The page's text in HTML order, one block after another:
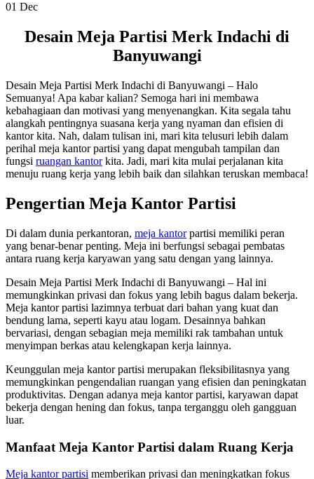
01 Dec
Desain Meja Partisi Merk Indachi di
Banyuwangi
Desain Meja Partisi Merk Indachi di Banyuwangi – Halo
Semuanya! Apa kabar kalian? Semoga hari ini membawa
kebahagiaan dan motivasi yang menyenangkan. Kita segala tahu
alangkah pentingnya suasana kerja yang nyaman dan efisien di
kantor kita. Nah, dalam tulisan ini, mari kita telusuri lebih dalam
perihal meja kantor partisi yang dapat mengubah tampilan dan
fungsi ruangan kantorkita. Jadi, mari kita mulai perjalanan kita
menuju ruang kerja yang lebih baik dan silahkan teruskan membaca!
Pengertian Meja Kantor Partisi
Di dalam dunia perkantoran, meja kantorpartisi memiliki peran
yang benar-benar penting. Meja ini berfungsi sebagai pembatas
antara ruang kerja karyawan yang satu dengan yang lainnya.
Desain Meja Partisi Merk Indachi di Banyuwangi – Hal ini
memungkinkan privasi dan fokus yang lebih bagus dalam bekerja.
Meja kantor partisi lazimnya terbuat dari bahan yang kuat dan
bendung lama, seperti kayu atau logam. Desainnya bahkan
bervariasi, dengan sebagian meja memiliki rak tambahan untuk
menyimpan berkas atau kelengkapan kerja lainnya.
Keunggulan meja kantor partisi merupakan fleksibilitasnya yang
memungkinkan pengendalian ruangan yang efisien dan peningkatan
produktivitas. Dengan adanya meja kantor partisi, karyawan dapat
bekerja dengan hening dan fokus, tanpa terganggu oleh gangguan
luar.
Manfaat Meja Kantor Partisi dalam Ruang Kerja
Meja kantor partisi memberikan privasi dan meningkatkan fokus